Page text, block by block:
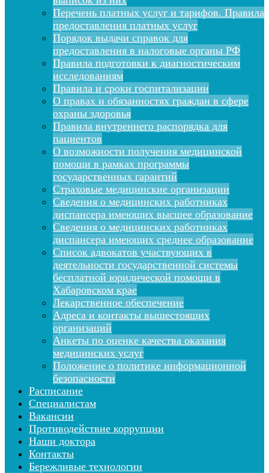
Перечень платных услуг и тарифов. Правила
предоставления платных услуг
Порядок выдачи справок для
предоставления в налоговые органы РФ
Правила подготовки к диагностическим
исследованиям
Правила и сроки госпитализации
О правах и обязанностях граждан в сфере
охраны здоровья
Правила внутреннего распорядка для
пациентов
О возможности получения медицинской
помощи в рамках программы
государственных гарантий
Страховые медицинские организации
Сведения о медицинских работниках
диспансера имеющих высшее образование
Сведения о медицинских работниках
диспансера имеющих среднее образование
Список адвокатов участвующих в
деятельности государственной системы
бесплатной юридической помощи в
Хабаровском крае
Лекарственное обеспечение
Адреса и контакты вышестоящих
организаций
Анкеты по оценке качества оказания
медицинских услуг
Положение о политике информационной
безопасности
Расписание
Специалистам
Вакансии
Противодействие коррупции
Наши доктора
Контакты
Бережливые технологии